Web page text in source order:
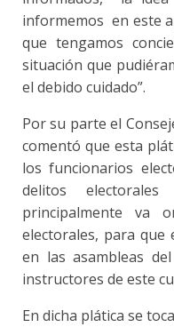
informemos en este
que tengamos
situación que
el debido cuidado”.
Por su parte el
comentó que esta
los funcionarios
delitos
principalmente va
electorales, para que
en las asambleas
instructores de este
En dicha plática se